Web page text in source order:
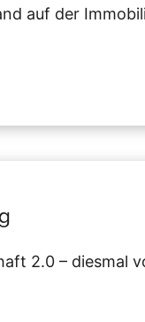
auf der
2.0 – diesmal